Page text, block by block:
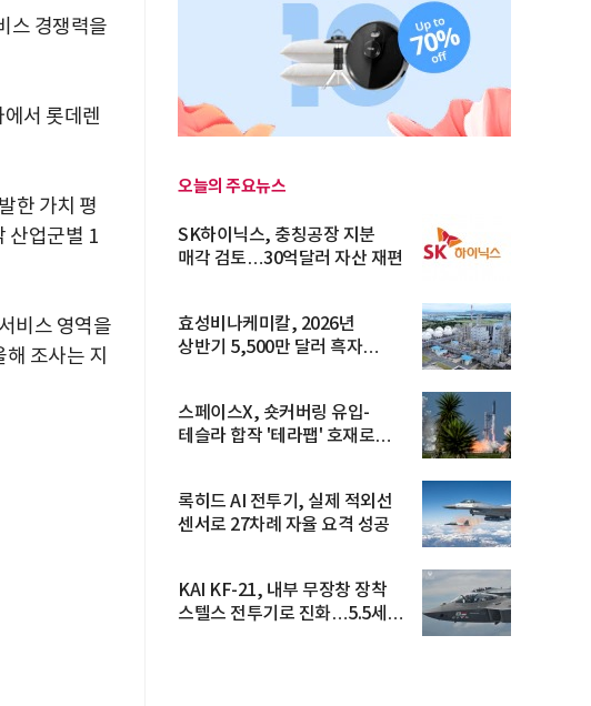
스 경쟁력을
서 롯데렌
한 가치 평
산업군별 1
비스 영역을
조사는 지
오늘의 주요뉴스
SK하이닉스, 충칭공장 지분
매각 검토…30억달러 자산 재편
효성비나케미칼, 2026년
상반기 5,500만 달러 흑자
스페이스X, 숏커버링 유입-
테슬라 합작 '테라팹' 호재로
록히드 AI 전투기, 실제 적외선
센서로 27차례 자율 요격 성공
KAI KF-21, 내부 무장창 장착
스텔스 전투기로 진화…5.5세대